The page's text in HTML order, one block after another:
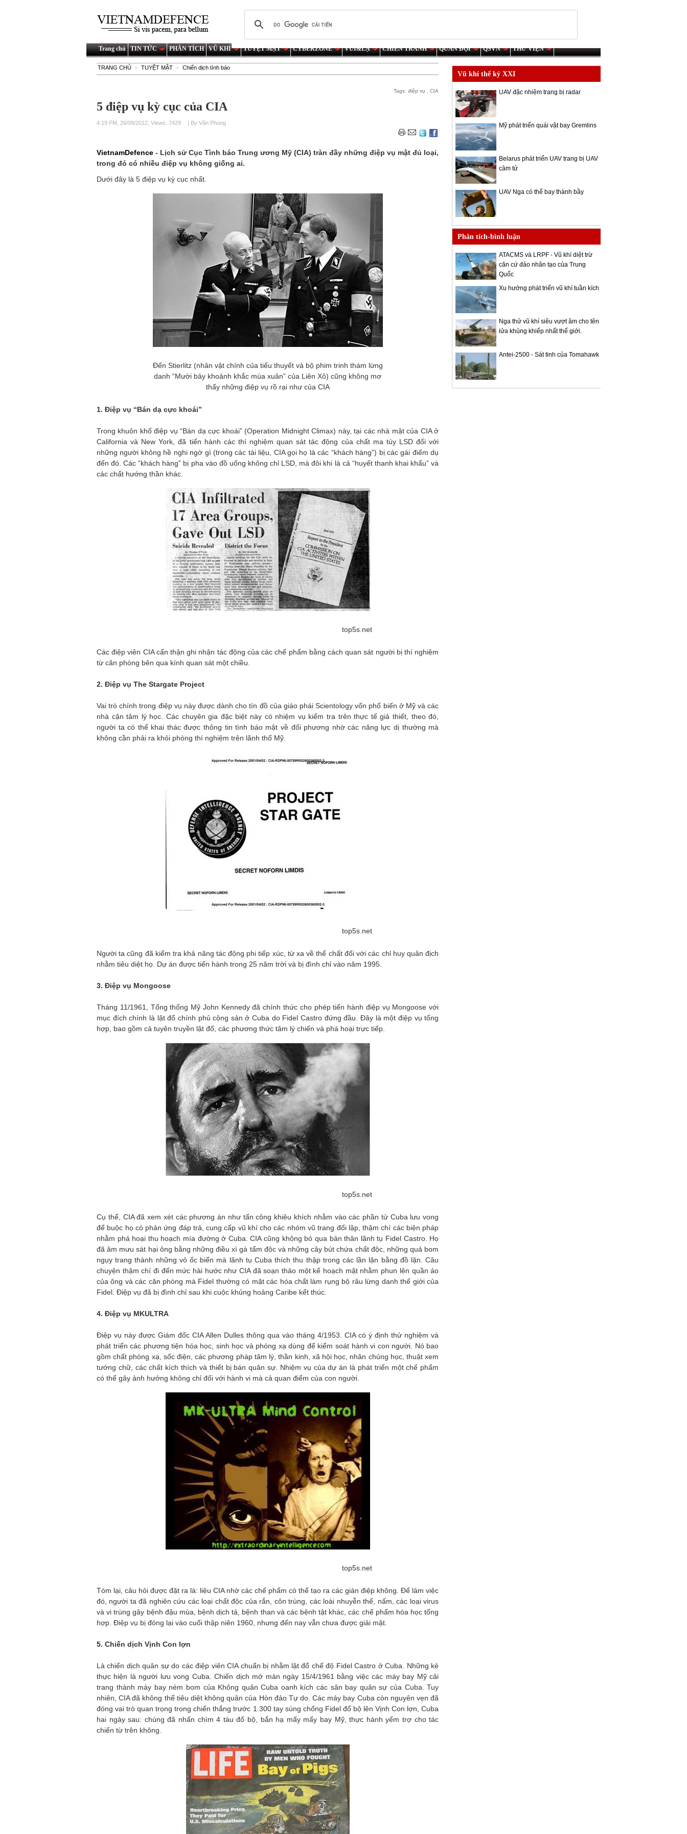
Trang chủ TIN TỨC PHÂN TÍCH VŨ KHÍ TUYỆT MẬT CYBERZONE VUI&LẠ CHIẾN TRANH QUÂN ĐỘI QSVN THƯ VIỆN
TRANG CHỦ TUYỆT MẬT Chiến dịch tình báo
Tags:điệp vụ ,CIA
5 điệp vụ kỳ cục của CIA
4:19 PM, 26/09/2012, Views: 7429 | By Văn Phong
VietnamDefence - Lịch sử Cục Tình báo Trung ương Mỹ (CIA) tràn đầy những điệp vụ mật đủ loại,
trong đó có nhiều điệp vụ không giống ai.
Dưới đây là 5 điệp vụ kỳ cục nhất.
Đến Stierlitz (nhân vật chính của tiểu thuyết và bộ phim trinh thám lừng
danh “Mười bảy khoảnh khắc mùa xuân” của Liên Xô) cũng không mơ
thấy những điệp vụ rồ rại như của CIA
1. Điệp vụ “Bán dạ cực khoái”
Trong khuôn khổ điệp vụ “Bán dạ cực khoái” (Operation Midnight Climax) này, tại các nhà mật của CIA ở
California và New York, đã tiến hành các thí nghiệm quan sát tác động của chất ma túy LSD đối với
những người không hề nghi ngờ gì (trong các tài liệu, CIA gọi họ là các “khách hàng”) bị các gái điếm dụ
đến đó. Các “khách hàng” bị pha vào đồ uống không chỉ LSD, mà đôi khi là cả “huyết thanh khai khẩu” và
các chất hướng thần khác.
top5s.net
Các điệp viên CIA cẩn thận ghi nhận tác động của các chế phẩm bằng cách quan sát người bị thí nghiệm
từ căn phòng bên qua kính quan sát một chiều.
2. Điệp vụ The Stargate Project
Vai trò chính trong điệp vụ này được dành cho tín đồ của giáo phái Scientology vốn phổ biến ở Mỹ và các
nhà cận tâm lý học. Các chuyên gia đặc biệt này có nhiệm vụ kiểm tra trên thực tế giả thiết, theo đó,
người ta có thể khai thác được thông tin tình báo mật về đối phương nhờ các năng lực dị thường mà
không cần phải ra khỏi phòng thí nghiệm trên lãnh thổ Mỹ.
top5s.net
Người ta cũng đã kiểm tra khả năng tác động phi tiếp xúc, từ xa về thể chất đối với các chỉ huy quân địch
nhằm tiêu diệt họ. Dự án được tiến hành trong 25 năm trời và bị đình chỉ vào năm 1995.
3. Điệp vụ Mongoose
Tháng 11/1961, Tổng thống Mỹ John Kennedy đã chính thức cho phép tiến hành điệp vụ Mongoose với
mục đích chính là lật đổ chính phủ cộng sản ở Cuba do Fidel Castro đứng đầu. Đây là một điệp vụ tổng
hợp, bao gồm cả tuyên truyền lật đổ, các phương thức tâm lý chiến và phá hoại trực tiếp.
top5s.net
Cụ thể, CIA đã xem xét các phương án như tấn công khiêu khích nhằm vào các phần tử Cuba lưu vong
để buộc họ có phản ứng đáp trả, cung cấp vũ khí cho các nhóm vũ trang đối lập, thậm chí các biện pháp
nhằm phá hoại thu hoạch mía đường ở Cuba. CIA cũng không bỏ qua bản thân lãnh tụ Fidel Castro. Họ
đã âm mưu sát hại ông bằng những điều xì gà tẩm độc và những cây bút chứa chất độc, những quả bom
ngụy trang thành những vỏ ốc biển mà lãnh tụ Cuba thích thu thập trong các lần lặn bằng đồ lặn. Câu
chuyện thậm chí đi đến mức hài hước như CIA đã soạn thảo một kế hoạch mặt nhằm phun lên quần áo
của ông và các căn phòng mà Fidel thường có mặt các hóa chất làm rụng bộ râu lừng danh thế giới của
Fidel. Điệp vụ đã bị đình chỉ sau khi cuộc khủng hoảng Caribe kết thúc.
4. Điệp vụ MKULTRA
Điệp vụ này được Giám đốc CIA Allen Dulles thông qua vào tháng 4/1953. CIA có ý định thử nghiệm và
phát triển các phương tiện hóa học, sinh học và phóng xạ dùng để kiểm soát hành vi con người. Nó bao
gồm chất phóng xạ, sốc điện, các phương pháp tâm lý, thần kinh, xã hội học, nhân chủng học, thuật xem
tướng chữ, các chất kích thích và thiết bị bán quân sự. Nhiệm vụ của dự án là phát triển một chế phẩm
có thể gây ảnh hưởng không chỉ đối với hành vi mà cả quan điểm của con người.
top5s.net
Tóm lại, câu hỏi được đặt ra là: liệu CIA nhờ các chế phẩm có thể tạo ra các gián điệp không. Để làm việc
đó, người ta đã nghiên cứu các loại chất độc của rắn, côn trùng, các loài nhuyễn thể, nấm, các loại virus
và vi trùng gây bệnh đậu mùa, bệnh dịch tả, bệnh than và các bệnh tật khác, các chế phẩm hóa học tổng
hợp. Điệp vụ bị đóng lại vào cuối thập niên 1960, nhưng đến nay vẫn chưa được giải mật.
5. Chiến dịch Vịnh Con lợn
Là chiến dịch quân sự do các điệp viên CIA chuẩn bị nhằm lật đổ chế độ Fidel Castro ở Cuba. Những kẻ
thực hiện là người lưu vong Cuba. Chiến dịch mở màn ngày 15/4/1961 bằng việc các máy bay Mỹ cải
trang thành máy bay ném bom của Không quân Cuba oanh kích các sân bay quân sự của Cuba. Tuy
nhiên, CIA đã không thể tiêu diệt không quân của Hòn đảo Tự do. Các máy bay Cuba còn nguyên vẹn đã
đóng vai trò quan trọng trong chiến thắng trước 1.300 tay súng chống Fidel đổ bộ lên Vịnh Con lợn, Cuba
hai ngày sau: chúng đã nhấn chìm 4 tàu đổ bộ, bắn hạ mấy mấy bay Mỹ, thực hành yểm trợ cho tác
chiến từ trên không.
Vũ khí thế kỷ XXI
UAV đặc nhiệm trang bị radar
Mỹ phát triển quái vật bay Gremlins
Belarus phát triển UAV trang bị UAV
cảm tử
UAV Nga có thể bay thành bầy
Phân tích-bình luận
ATACMS và LRPF - Vũ khí diệt trừ
căn cứ đảo nhân tạo của Trung
Quốc
Xu hướng phát triển vũ khí tuần kích
Nga thử vũ khí siêu vượt âm cho tên
lửa khủng khiếp nhất thế giới.
Antei-2500 - Sát tinh của Tomahawk